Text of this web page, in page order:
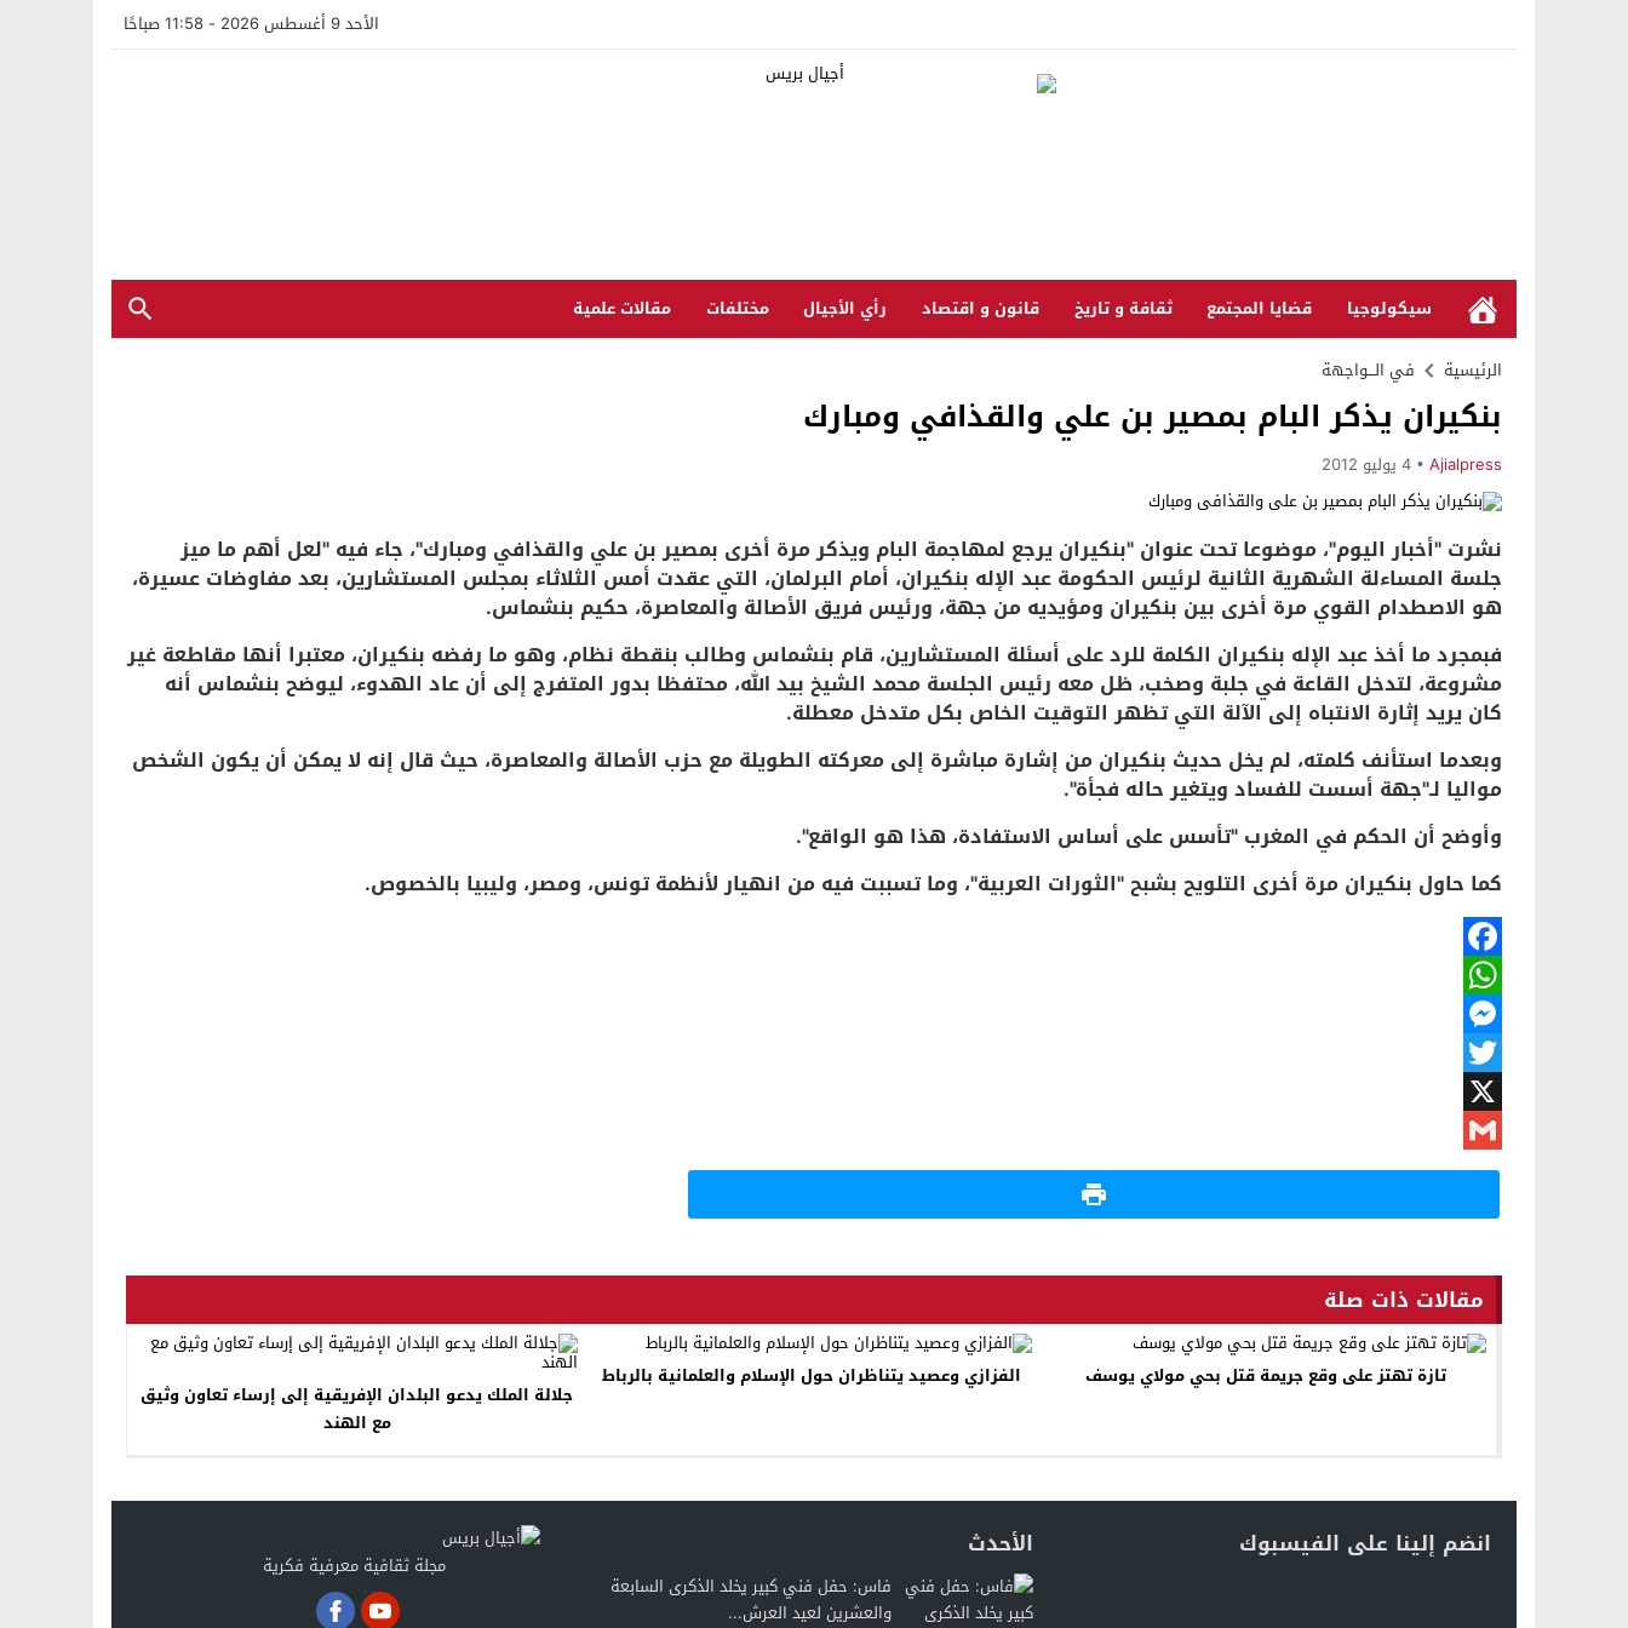
الأحد 9 أغسطس 2026 - 11:58 صباحًا
سيكولوجيا قضايا المجتمع ثقافة و تاريخ قانون و اقتصاد رأي الأجيال مختلفات مقالات علمية
الرئيسية في الـــواجهة
بنكيران يذكر البام بمصير بن علي والقذافي ومبارك
Ajialpress 4 يوليو 2012
نشرت "أخبار اليوم"، موضوعا تحت عنوان "بنكيران يرجع لمهاجمة البام ويذكر مرة أخرى بمصير بن علي والقذافي ومبارك"، جاء فيه "لعل أهم ما ميز
جلسة المساءلة الشهرية الثانية لرئيس الحكومة عبد الإله بنكيران، أمام البرلمان، التي عقدت أمس الثلاثاء بمجلس المستشارين، بعد مفاوضات عسيرة،
هو الاصطدام القوي مرة أخرى بين بنكيران ومؤيديه من جهة، ورئيس فريق الأصالة والمعاصرة، حكيم بنشماس.
فبمجرد ما أخذ عبد الإله بنكيران الكلمة للرد على أسئلة المستشارين، قام بنشماس وطالب بنقطة نظام، وهو ما رفضه بنكيران، معتبرا أنها مقاطعة غير
مشروعة، لتدخل القاعة في جلبة وصخب، ظل معه رئيس الجلسة محمد الشيخ بيد الله، محتفظا بدور المتفرج إلى أن عاد الهدوء، ليوضح بنشماس أنه
كان يريد إثارة الانتباه إلى الآلة التي تظهر التوقيت الخاص بكل متدخل معطلة.
وبعدما استأنف كلمته، لم يخل حديث بنكيران من إشارة مباشرة إلى معركته الطويلة مع حزب الأصالة والمعاصرة، حيث قال إنه لا يمكن أن يكون الشخص
مواليا لـ"جهة أسست للفساد ويتغير حاله فجأة".
وأوضح أن الحكم في المغرب "تأسس على أساس الاستفادة، هذا هو الواقع".
كما حاول بنكيران مرة أخرى التلويح بشبح "الثورات العربية"، وما تسببت فيه من انهيار لأنظمة تونس، ومصر، وليبيا بالخصوص.
Facebook
WhatsApp
Messenger
Twitter
X
Gmail
مقالات ذات صلة
تازة تهتز على وقع جريمة قتل بحي مولاي يوسف الفزازي وعصيد يتناظران حول الإسلام والعلمانية بالرباط
جلالة الملك يدعو البلدان الإفريقية إلى إرساء تعاون وثيق
مع الهند
انضم إلينا على الفيسبوك الأحدث
فاس: حفل فني كبير يخلد الذكرى السابعة
والعشرين لعيد العرش...
مجلة ثقافية معرفية فكرية